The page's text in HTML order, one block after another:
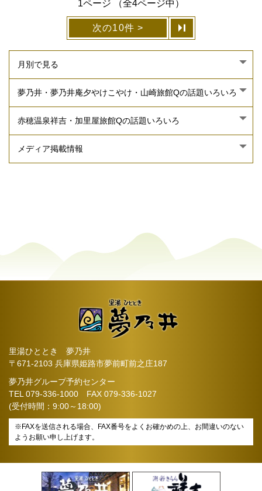
1ページ （全4ページ中）
次の10件
里湯ひととき 夢乃井
〒671-2103 兵庫県姫路市夢前町前之庄187
夢乃井グループ予約センター
TEL079-336-1000 FAX 079-336-1027
(受付時間：9:00～18:00)
※FAXを送信される場合、FAX番号をよくお確かめの上、お間違いのない
ようお願い申し上げます。